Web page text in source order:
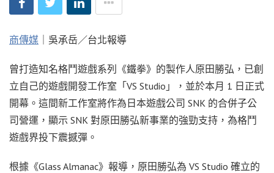
商傳媒 ｜吳承岳／台北報導
曾打造知名格鬥遊戲系列《鐵拳》的製作人原田勝弘，已創
立自己的遊戲開發工作室「VS Studio」，並於本月 1 日正式
開幕。這間新工作室將作為日本遊戲公司 SNK 的合併子公
司營運，顯示 SNK 對原田勝弘新事業的強勁支持，為格鬥
遊戲界投下震撼彈。
根據《Glass Almanac》報導，原田勝弘為 VS Studio 確立的